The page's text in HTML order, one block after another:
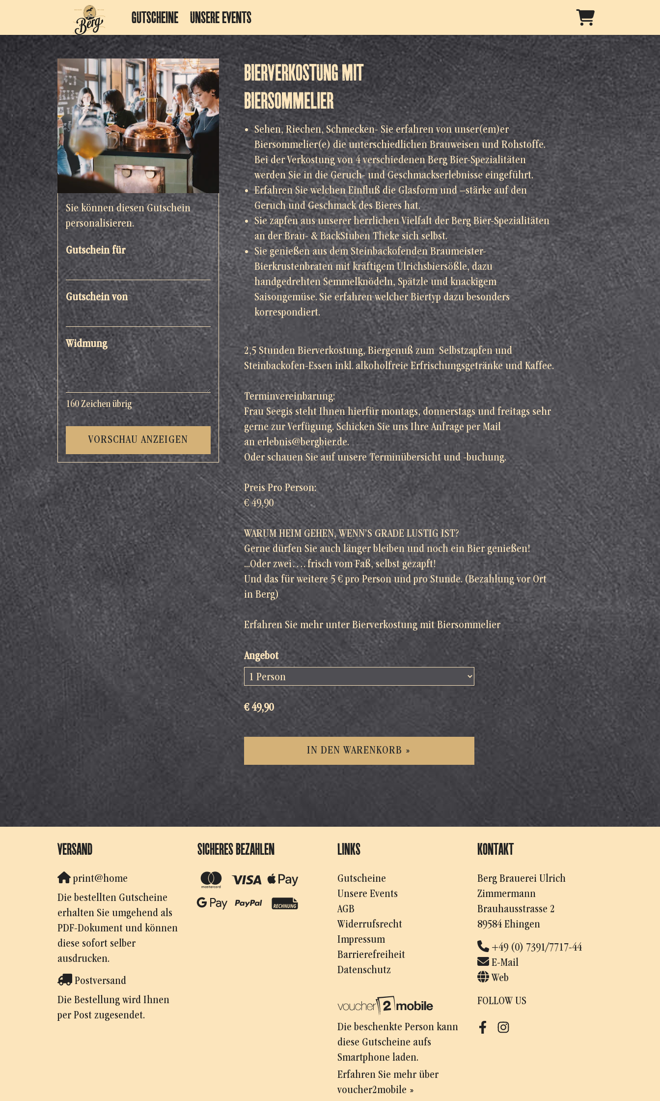
GUTSCHEINE UNSERE EVENTS
WARENKORB
Sie können diesen Gutschein
personalisieren.
Gutschein für
Gutschein von
Widmung
160Zeichen übrig
VORSCHAU ANZEIGEN
BIERVERKOSTUNG MIT
BIERSOMMELIER
Sehen, Riechen, Schmecken- Sie erfahren von unser(em)er
Biersommelier(e) die unterschiedlichen Brauweisen und Rohstoffe.
Bei der Verkostung von 4 verschiedenen Berg Bier-Spezialitäten
werden Sie in die Geruch- und Geschmackserlebnisse eingeführt.
Erfahren Sie welchen Einfluß die Glasform und –stärke auf den
Geruch und Geschmack des Bieres hat.
Sie zapfen aus unserer herrlichen Vielfalt der Berg Bier-Spezialitäten
an der Brau- & BackStuben Theke sich selbst.
Sie genießen aus dem Steinbackofenden Braumeister-
Bierkrustenbraten mit kräftigem Ulrichsbiersößle, dazu
handgedrehten Semmelknödeln, Spätzle und knackigem
Saisongemüse. Sie erfahren welcher Biertyp dazu besonders
korrespondiert.
2,5 Stunden Bierverkostung, Biergenuß zum Selbstzapfen und
Steinbackofen-Essen inkl. alkoholfreie Erfrischungsgetränke und Kaffee.
Terminvereinbarung:
Frau Seegis steht Ihnen hierfür montags, donnerstags und freitags sehr
gerne zur Verfügung. Schicken Sie uns Ihre Anfrage per Mail
an erlebnis@bergbier.de.
Oder schauen Sie auf unsereTerminübersicht und -buchung.
Preis Pro Person:
€ 49,90
WARUM HEIM GEHEN, WENN’S GRADE LUSTIG IST?
Gerne dürfen Sie auch länger bleiben und noch ein Bier genießen!
...Oder zwei…. frisch vom Faß, selbst gezapft!
Und das für weitere 5 € pro Person und pro Stunde. (Bezahlung vor Ort
in Berg)
Erfahren Sie mehr unter Bierverkostung mit Biersommelier
Angebot
€ 49,90
IN DEN WARENKORB »
VERSAND
print@home
Die bestellten Gutscheine
erhalten Sie umgehend als
PDF-Dokument und können
diese sofort selber
ausdrucken.
Postversand
Die Bestellung wird Ihnen
per Post zugesendet.
SICHERES BEZAHLEN LINKS
Gutscheine
Unsere Events
AGB
Widerrufsrecht
Impressum
Barrierefreiheit
Datenschutz
Die beschenkte Person kann
diese Gutscheine aufs
Smartphone laden.
Erfahren Sie mehr über
voucher2mobile »
KONTAKT
Berg Brauerei Ulrich
Zimmermann
Brauhausstrasse 2
89584 Ehingen
+49 (0) 7391/7717-44
E-Mail
Web
FOLLOW US
FacebookInstagram